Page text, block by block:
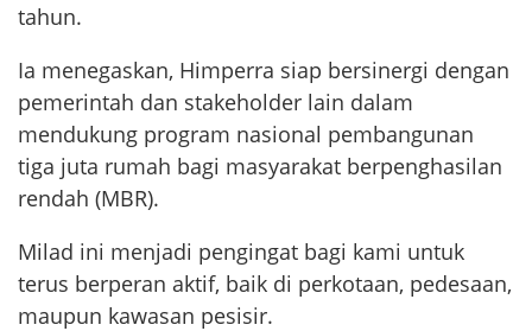
tahun.
Ia menegaskan, Himperra siap bersinergi dengan
pemerintah dan stakeholder lain dalam
mendukung program nasional pembangunan
tiga juta rumah bagi masyarakat berpenghasilan
rendah (MBR).
Milad ini menjadi pengingat bagi kami untuk
terus berperan aktif, baik di perkotaan, pedesaan,
maupun kawasan pesisir.